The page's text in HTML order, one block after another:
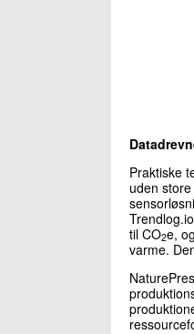
Praktiske
uden
til CO2e,
varme.